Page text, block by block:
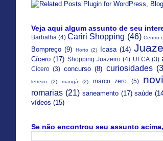
Veja aqui algum assunto de seu
Barbalha (4) Cariri Shopping (46) Centro
Bompreço (9) Horto (2) Icasa (14)
Cícero (17) Shopping Juazeiro (4) UFCA (3)
Cícero (3) concurso (8) curiosidades
letreiro (2) mangá (2) marco zero (5)
romarias (21) saneamento (17) saúde
vídeos (15)
Se não encontrou seu assunto